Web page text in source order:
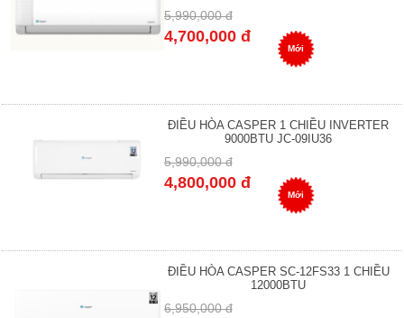
5,990,000 đ
4,700,000 đ
Mới
ĐIỀU HÒA CASPER 1 CHIỀU INVERTER
9000BTU JC-09IU36
5,990,000 đ
4,800,000 đ
Mới
ĐIỀU HÒA CASPER SC-12FS33 1 CHIỀU
12000BTU
6,950,000 đ